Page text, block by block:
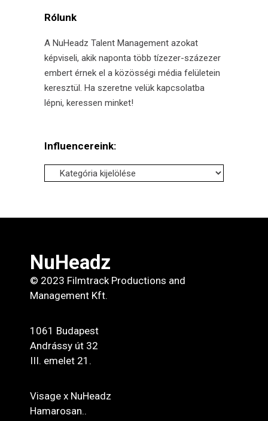
Rólunk
A NuHeadz Talent Management azokat
képviseli, akik naponta több tízezer-százezer
embert érnek el a közösségi média felületein
keresztül. Ha szeretne velük kapcsolatba
lépni, keressen minket!
Influencereink:
Influencereink:
NuHeadz
© 2023 Filmtrack Productions and
Management Kft.
1061 Budapest
Andrássy út 32
III. emelet 21.
Visage x NuHeadz
Hamarosan..